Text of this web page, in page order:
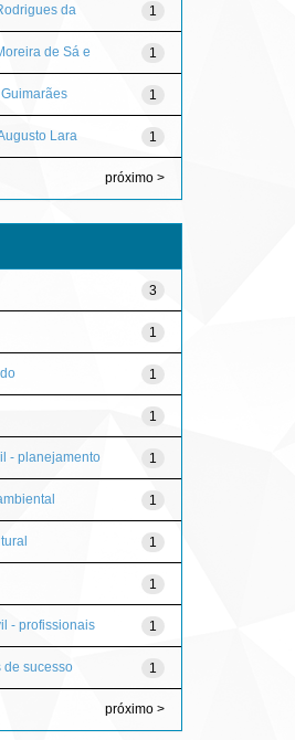
1
da
1
de Sá e
1
1
Lara
próximo >
3
1
1
1
1
- planejamento
1
1
1
1
- profissionais
1
de sucesso
próximo >